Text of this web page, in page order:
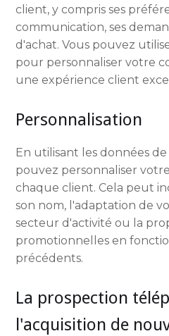
client, y compris ses
communication, ses
d'achat. Vous pouvez
pour personnaliser votre
une expérience client
Personnalisation
En utilisant les données
pouvez personnaliser
chaque client. Cela peut
son nom, l'adaptation de
secteur d'activité ou la
promotionnelles en
précédents.
La prospection
l'acquisition de